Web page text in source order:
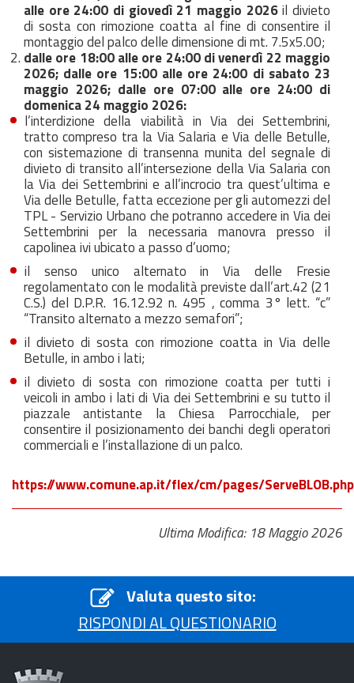
alle ore 24:00 di giovedì 21 maggio 2026il divieto
di sosta con rimozione coatta al fine di consentire il
montaggio del palco delle dimensione di mt. 7.5x5.00;
dalle ore 18:00 alle ore 24:00 di venerdì 22 maggio
2026; dalle ore 15:00 alle ore 24:00 di sabato 23
maggio 2026; dalle ore 07:00 alle ore 24:00 di
domenica 24 maggio 2026:
l’interdizione della viabilità in Via dei Settembrini,
tratto compreso tra la Via Salaria e Via delle Betulle,
con sistemazione di transenna munita del segnale di
divieto di transito all’intersezione della Via Salaria con
la Via dei Settembrini e all’incrocio tra quest’ultima e
Via delle Betulle, fatta eccezione per gli automezzi del
TPL - Servizio Urbano che potranno accedere in Via dei
Settembrini per la necessaria manovra presso il
capolinea ivi ubicato a passo d’uomo;
il senso unico alternato in Via delle Fresie
regolamentato con le modalità previste dall’art.42 (21
C.S.) del D.P.R. 16.12.92 n. 495 , comma 3° lett. “c”
“Transito alternato a mezzo semafori”;
il divieto di sosta con rimozione coatta in Via delle
Betulle, in ambo i lati;
il divieto di sosta con rimozione coatta per tutti i
veicoli in ambo i lati di Via dei Settembrini e su tutto il
piazzale antistante la Chiesa Parrocchiale, per
consentire il posizionamento dei banchi degli operatori
commerciali e l’installazione di un palco.
https://www.comune.ap.it/flex/cm/pages/
Ultima Modifica: 18 Maggio 2026
Valuta questo sito:
RISPONDI AL QUESTIONARIO